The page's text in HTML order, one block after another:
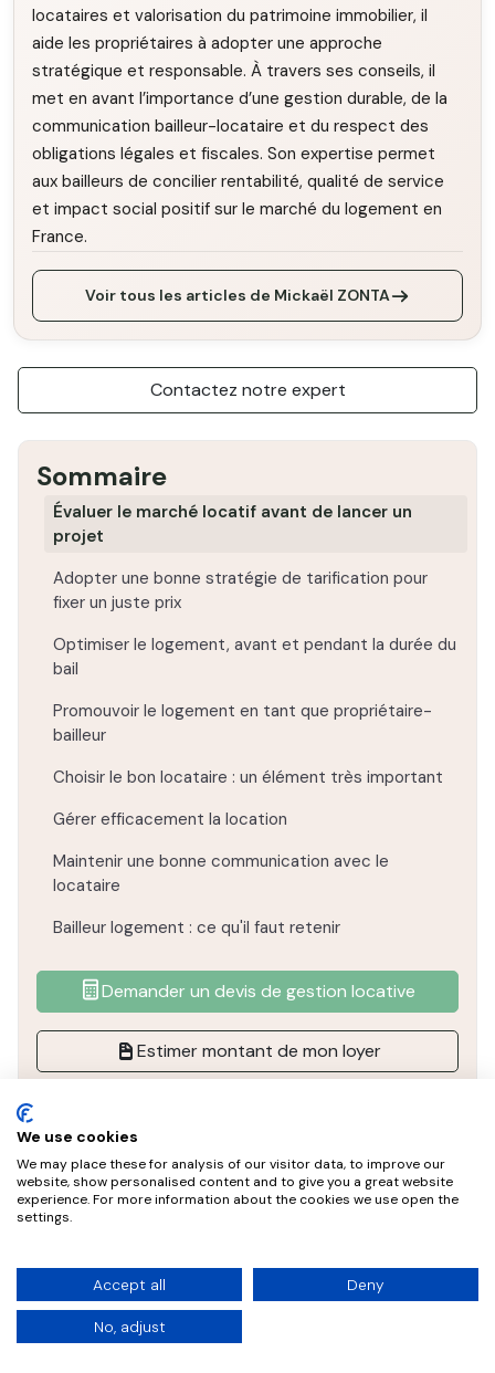
locataires et valorisation du patrimoine immobilier, il
aide les propriétaires à adopter une approche
stratégique et responsable. À travers ses conseils, il
met en avant l’importance d’une gestion durable, de la
communication bailleur-locataire et du respect des
obligations légales et fiscales. Son expertise permet
aux bailleurs de concilier rentabilité, qualité de service
et impact social positif sur le marché du logement en
France.
Voir tous les articles de Mickaël ZONTA
Contactez notre expert
Sommaire
Évaluer le marché locatif avant de lancer un
projet
Adopter une bonne stratégie de tarification pour
fixer un juste prix
Optimiser le logement, avant et pendant la durée du
bail
Promouvoir le logement en tant que propriétaire-
bailleur
Choisir le bon locataire : un élément très important
Gérer efficacement la location
Maintenir une bonne communication avec le
locataire
Bailleur logement : ce qu'il faut retenir
Demander un devis de gestion locative
Estimer montant de mon loyer
Droits et devoirs du bailleur
We use cookies
We may place these for analysis of our visitor data, to improve our
website, show personalised content and to give you a great website
experience. For more information about the cookies we use open the
settings.
Accept all Deny
No, adjust